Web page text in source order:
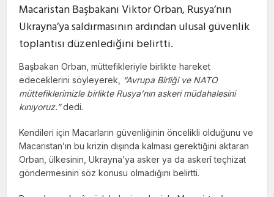
Macaristan Başbakanı Viktor Orban, Rusya’nın
Ukrayna’ya saldırmasının ardından ulusal güvenlik
toplantısı düzenlediğini belirtti.
Başbakan Orban, müttefikleriyle birlikte hareket
edeceklerini söyleyerek,
“Avrupa Birliği ve NATO
müttefiklerimizle birlikte Rusya’nın askeri müdahalesini
kınıyoruz.”dedi.
Kendileri için Macarların güvenliğinin öncelikli olduğunu ve
Macaristan’ın bu krizin dışında kalması gerektiğini aktaran
Orban, ülkesinin, Ukrayna’ya asker ya da askerî teçhizat
göndermesinin söz konusu olmadığını belirtti.